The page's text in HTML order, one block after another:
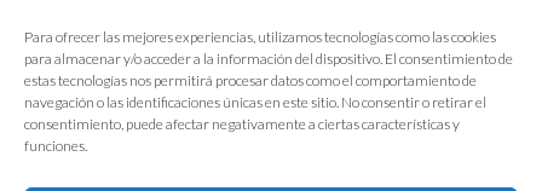
Para ofrecer las mejores experiencias, utilizamos tecnologías como las cookies
para almacenar y/o acceder a la información del dispositivo. El consentimiento de
estas tecnologías nos permitirá procesar datos como el comportamiento de
navegación o las identificaciones únicas en este sitio. No consentir o retirar el
consentimiento, puede afectar negativamente a ciertas características y
funciones.